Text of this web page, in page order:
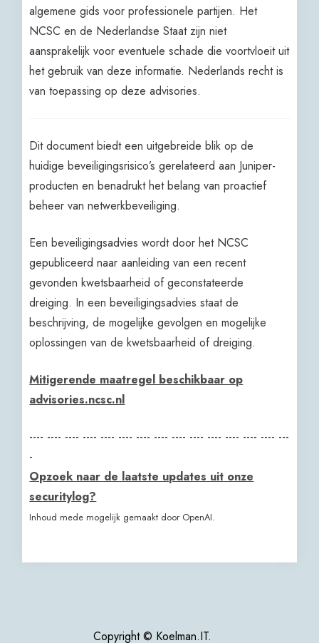
algemene gids voor professionele partijen. Het
NCSC en de Nederlandse Staat zijn niet
aansprakelijk voor eventuele schade die voortvloeit uit
het gebruik van deze informatie. Nederlands recht is
van toepassing op deze advisories.
Dit document biedt een uitgebreide blik op de
huidige beveiligingsrisico’s gerelateerd aan Juniper-
producten en benadrukt het belang van proactief
beheer van netwerkbeveiliging.
Een beveiligingsadvies wordt door het NCSC
gepubliceerd naar aanleiding van een recent
gevonden kwetsbaarheid of geconstateerde
dreiging. In een beveiligingsadvies staat de
beschrijving, de mogelijke gevolgen en mogelijke
oplossingen van de kwetsbaarheid of dreiging.
Mitigerende maatregel beschikbaar op
advisories.ncsc.nl
---- ---- ---- ---- ---- ---- ---- ---- ---- ---- ---- ---- ---- ---- ---
-
Opzoek naar de laatste updates uit onze
securitylog?
Inhoud mede mogelijk gemaakt door OpenAI.
Copyright © Koelman.IT.